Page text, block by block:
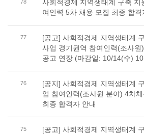
78
사회적경제 지역생태계 구축 지
여인력 5차 채용 모집 최종 합격
77
[공고] 사회적경제 지역생태계
사업 경기권역 참여인력(조사원
공고 연장 (마감일: 10/14(수)
76
[공지] 사회적경제 지역생태계
업 참여인력(조사원 분야) 4차채
최종 합격자 안내
75
[공고] 사회적경제 지역생태계